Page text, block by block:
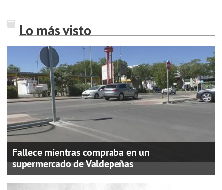
Lo más visto
Fallece mientras compraba en un
supermercado de Valdepeñas